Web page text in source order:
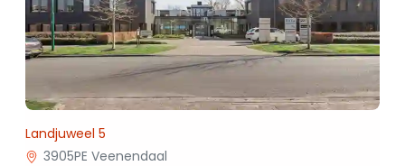
Landjuweel 5
3905PE Veenendaal